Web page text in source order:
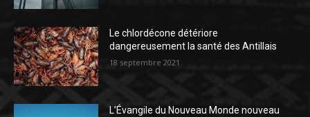
Le chlordécone détériore
dangereusement la santé des Antillais
18 septembre 2021
L’Évangile du Nouveau Monde nouveau